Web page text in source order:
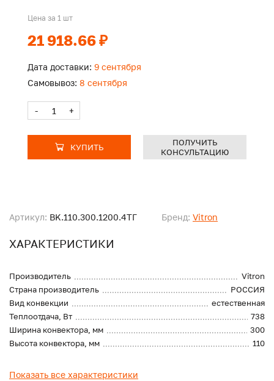
Артикул: BK.110.300.1200.4ТГ Бренд: Vitron
ХАРАКТЕРИСТИКИ
Производитель
Vitron
Страна производитель
РОССИЯ
Вид конвекции
естественная
Теплоотдача, Вт
738
Ширина конвектора, мм
300
Высота конвектора, мм
110
Показать все характеристики
Цена за 1 шт
21 918.66 ₽
Дата доставки: 9 сентября
Самовывоз: 8 сентября
- +
КУПИТЬ
ПОЛУЧИТЬ
КОНСУЛЬТАЦИЮ